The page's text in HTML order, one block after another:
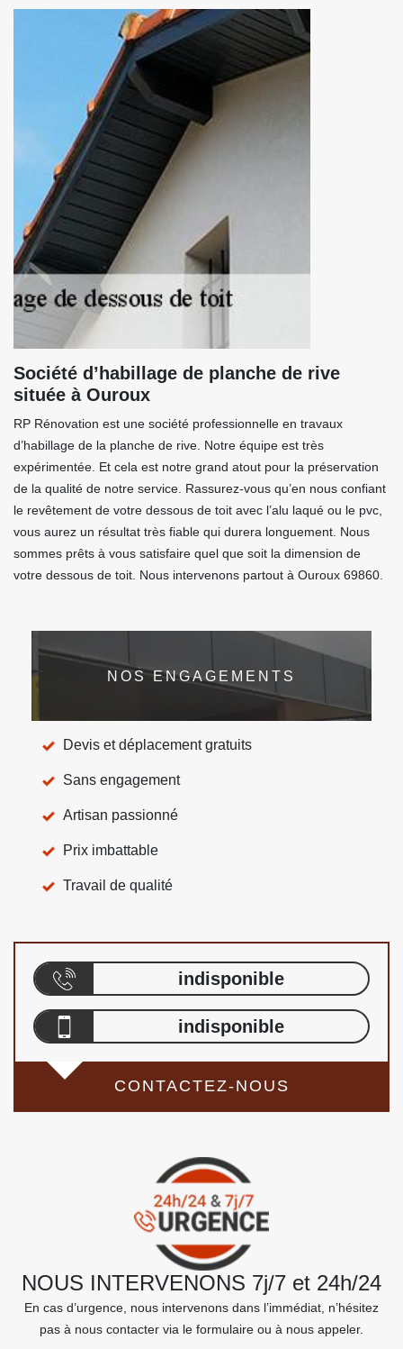
Société d’habillage de planche de rive
située à Ouroux
RP Rénovation est une société professionnelle en travaux
d’habillage de la planche de rive. Notre équipe est très
expérimentée. Et cela est notre grand atout pour la préservation
de la qualité de notre service. Rassurez-vous qu’en nous confiant
le revêtement de votre dessous de toit avec l’alu laqué ou le pvc,
vous aurez un résultat très fiable qui durera longuement. Nous
sommes prêts à vous satisfaire quel que soit la dimension de
votre dessous de toit. Nous intervenons partout à Ouroux 69860.
NOS ENGAGEMENTS
Devis et déplacement gratuits
Sans engagement
Artisan passionné
Prix imbattable
Travail de qualité
indisponible
indisponible
CONTACTEZ-NOUS
NOUS INTERVENONS 7j/7 et 24h/24
En cas d’urgence, nous intervenons dans l’immédiat, n’hésitez
pas à nous contacter via le formulaire ou à nous appeler.